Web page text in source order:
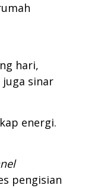
hari,
sinar
energi.
pengisian